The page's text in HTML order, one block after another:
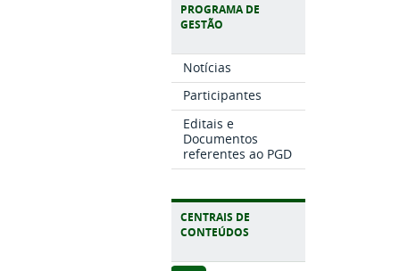
PROGRAMA DE
GESTÃO
Notícias
Participantes
Editais e
Documentos
referentes ao PGD
CENTRAIS DE
CONTEÚDOS